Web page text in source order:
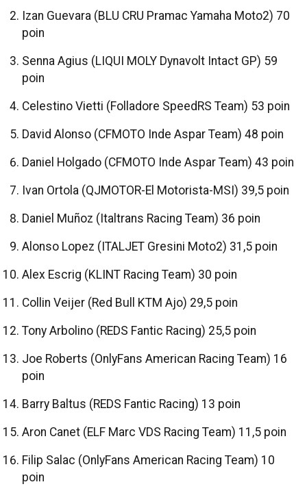
Izan Guevara (BLU CRU Pramac Yamaha Moto2) 70
poin
Senna Agius (LIQUI MOLY Dynavolt Intact GP) 59
poin
Celestino Vietti (Folladore SpeedRS Team) 53 poin
David Alonso (CFMOTO Inde Aspar Team) 48 poin
Daniel Holgado (CFMOTO Inde Aspar Team) 43 poin
Ivan Ortola (QJMOTOR-El Motorista-MSI) 39,5 poin
Daniel Muñoz (Italtrans Racing Team) 36 poin
Alonso Lopez (ITALJET Gresini Moto2) 31,5 poin
Alex Escrig (KLINT Racing Team) 30 poin
Collin Veijer (Red Bull KTM Ajo) 29,5 poin
Tony Arbolino (REDS Fantic Racing) 25,5 poin
Joe Roberts (OnlyFans American Racing Team) 16
poin
Barry Baltus (REDS Fantic Racing) 13 poin
Aron Canet (ELF Marc VDS Racing Team) 11,5 poin
Filip Salac (OnlyFans American Racing Team) 10
poin